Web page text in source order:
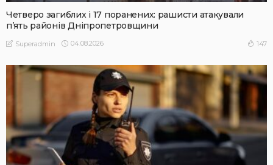
Четверо загиблих і 17 поранених: рашисти атакували
п’ять районів Дніпропетровщини
Superadmin 04.08.2026 147